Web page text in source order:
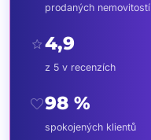
prodaných nemovitostí
star4,9
z 5 v recenzích
favorite98 %
spokojených klientů